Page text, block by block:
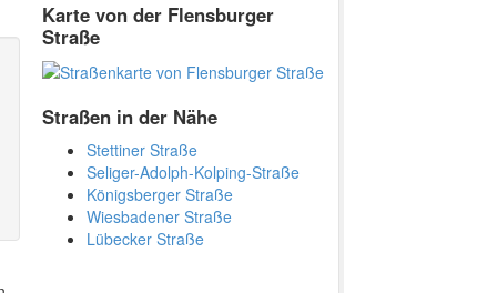
Karte von der Flensburger
Straße
Straßen in der Nähe
Stettiner Straße
Seliger-Adolph-Kolping-Straße
Königsberger Straße
Wiesbadener Straße
Lübecker Straße